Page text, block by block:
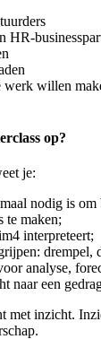
HR-
werk willen
op?
je:
nodig is om
te maken;
interpreteert;
drempel,
analyse,
naar een
met inzicht.